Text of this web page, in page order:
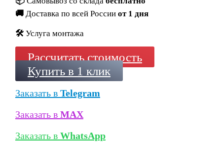
🚚 Доставка по всей России от 1 дня
🛠️ Услуга монтажа
Рассчитать стоимость
Купить в 1 клик
Заказать в Telegram
Заказать в MAX
Заказать в WhatsApp